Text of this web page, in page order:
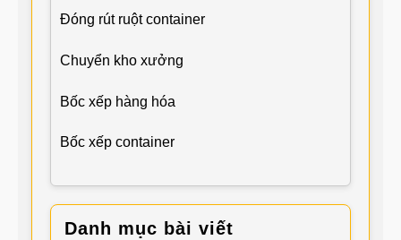
Đóng rút ruột container
Chuyển kho xưởng
Bốc xếp hàng hóa
Bốc xếp container
Danh mục bài viết